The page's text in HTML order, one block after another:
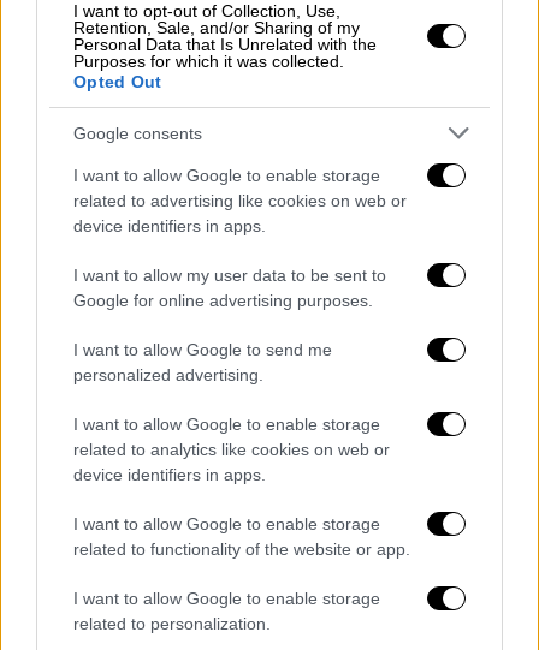
I want to opt-out of Collection, Use,
Retention, Sale, and/or Sharing of my
Personal Data that Is Unrelated with the
Purposes for which it was collected.
Opted Out
Google consents
I want to allow Google to enable storage
related to advertising like cookies on web or
device identifiers in apps.
I want to allow my user data to be sent to
Google for online advertising purposes.
I want to allow Google to send me
personalized advertising.
I want to allow Google to enable storage
related to analytics like cookies on web or
device identifiers in apps.
I want to allow Google to enable storage
related to functionality of the website or app.
I want to allow Google to enable storage
related to personalization.
πυρηνικό πρόγραμμα.
Η επίσκεψη του αρχηγού του πακιστανικού
στρατού αρχιστράτηγου Ασίμ Μουνίρ στην
Τεχεράνη χθες συνέβαλε στην μείωση των
διαφορών σε ορισμένα θέματα, αυξάνοντας
τις προσδοκίες για παράταση της εκεχειρίας
και την επανάληψη των ειρηνευτικών
διαπραγματεύσεων ανάμεσα στην Τεχεράνη
και την Ουάσινγκτον, πρόσθεσε ο ιρανός
αξιωματούχος, ωστόσοβασικές διαφωνίες
παραμένουν σχετικά με το πυρηνικό ζήτημα.
εμπλουτισμένου ουρανίου και η διάρκεια
των πυρηνικών περιορισμών για το Ιράν
διαφιλονικούμενα θέματα για το οποία δεν
έχει βρεθεί ακόμη λύση», κατέληξε.